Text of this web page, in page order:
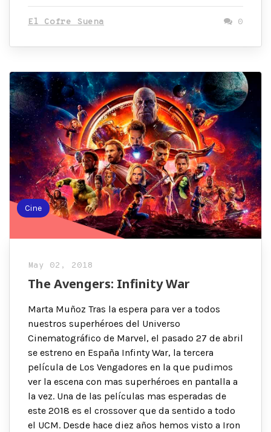
El Cofre Suena 0
Cine
May 02, 2018
The Avengers: Infinity War
Marta Muñoz Tras la espera para ver a todos
nuestros superhéroes del Universo
Cinematográfico de Marvel, el pasado 27 de abril
se estreno en España Infinty War, la tercera
película de Los Vengadores en la que pudimos
ver la escena con mas superhéroes en pantalla a
la vez. Una de las películas mas esperadas de
este 2018 es el crossover que da sentido a todo
el UCM. Desde hace diez años hemos visto a Iron